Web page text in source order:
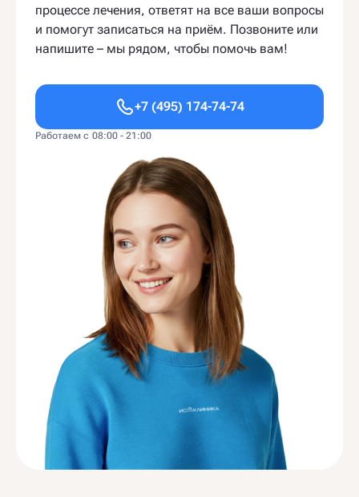
процессе лечения, ответят на все ваши вопросы
и помогут записаться на приём. Позвоните или
напишите – мы рядом, чтобы помочь вам!
+7 (495) 174-74-74
Работаем с 08:00 - 21:00